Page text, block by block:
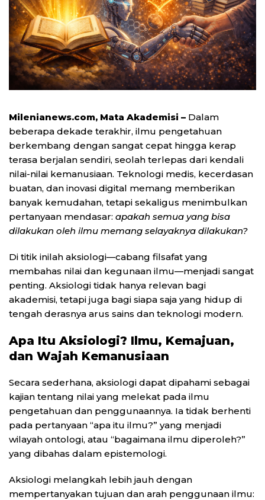
Milenianews.com, Mata Akademisi – Dalam
beberapa dekade terakhir, ilmu pengetahuan
berkembang dengan sangat cepat hingga kerap
terasa berjalan sendiri, seolah terlepas dari kendali
nilai-nilai kemanusiaan. Teknologi medis, kecerdasan
buatan, dan inovasi digital memang memberikan
banyak kemudahan, tetapi sekaligus menimbulkan
pertanyaan mendasar: apakah semua yang bisa
dilakukan oleh ilmu memang selayaknya dilakukan?
Di titik inilah aksiologi—cabang filsafat yang
membahas nilai dan kegunaan ilmu—menjadi sangat
penting. Aksiologi tidak hanya relevan bagi
akademisi, tetapi juga bagi siapa saja yang hidup di
tengah derasnya arus sains dan teknologi modern.
Apa Itu Aksiologi? Ilmu, Kemajuan,
dan Wajah Kemanusiaan
Secara sederhana, aksiologi dapat dipahami sebagai
kajian tentang nilai yang melekat pada ilmu
pengetahuan dan penggunaannya. Ia tidak berhenti
pada pertanyaan “apa itu ilmu?” yang menjadi
wilayah ontologi, atau “bagaimana ilmu diperoleh?”
yang dibahas dalam epistemologi.
Aksiologi melangkah lebih jauh dengan
mempertanyakan tujuan dan arah penggunaan ilmu: